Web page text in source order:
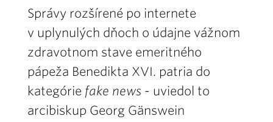
Správy rozšírené po internete
v uplynulých dňoch o údajne vážnom
zdravotnom stave emeritného
pápeža Benedikta XVI. patria do
kategórie fake news - uviedol to
arcibiskup Georg Gänswein